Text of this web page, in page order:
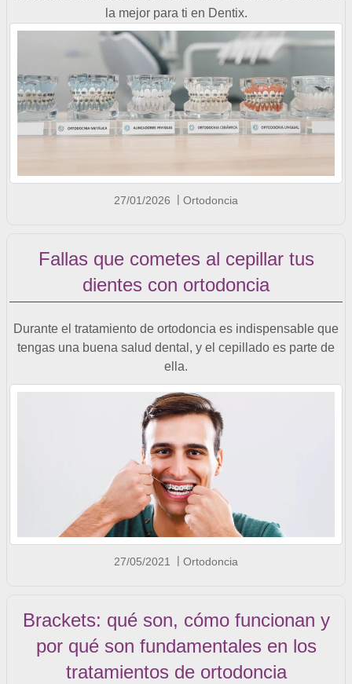
la mejor para ti en Dentix.
27/01/2026 Ortodoncia
Fallas que cometes al cepillar tus
dientes con ortodoncia
Durante el tratamiento de ortodoncia es indispensable que
tengas una buena salud dental, y el cepillado es parte de
ella.
27/05/2021 Ortodoncia
Brackets: qué son, cómo funcionan y
por qué son fundamentales en los
tratamientos de ortodoncia